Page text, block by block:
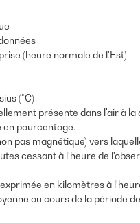
(heure normale de l'Est)
(°C)
présente dans l'air à
pourcentage.
pas magnétique) vers
cessant à l'heure de
en kilomètres à
au cours de la période